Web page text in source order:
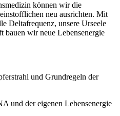
können wir die
neu ausrichten. Mit
Deltafrequenz, unsere Urseele
bauen wir neue Lebensenergie
und Grundregeln der
und der eigenen Lebensenergie